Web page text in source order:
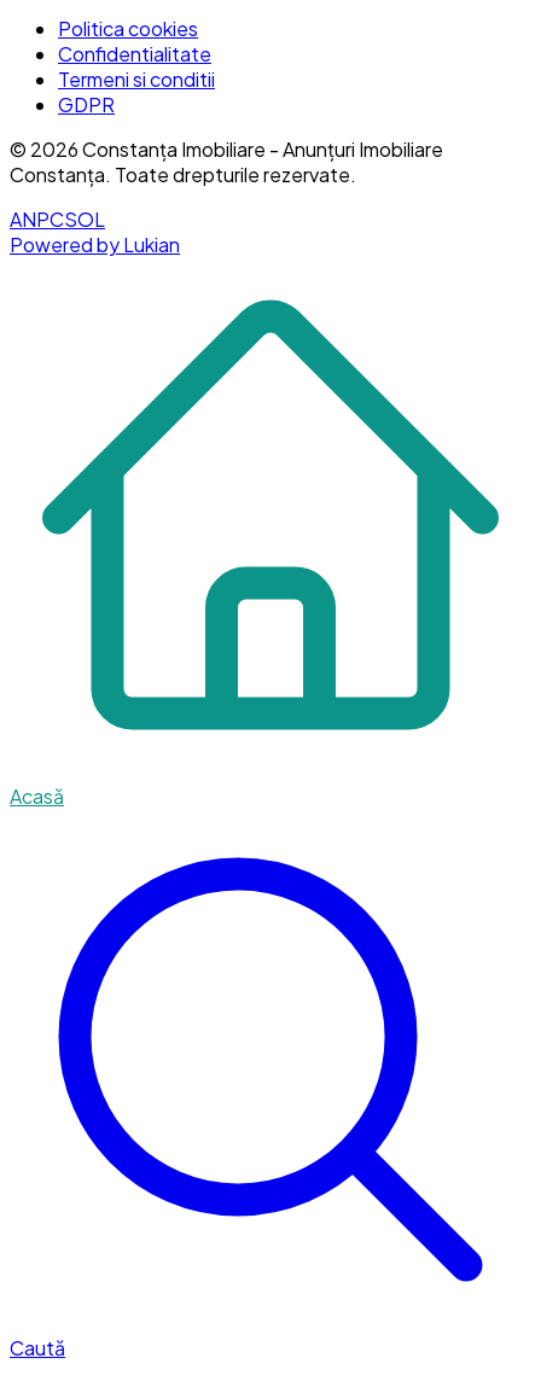
Politica cookies
Confidentialitate
Termeni si conditii
GDPR
© 2026Constanța Imobiliare - Anunțuri Imobiliare
Constanța. Toate drepturile rezervate.
ANPCSOL
Powered by Lukian
Acasă
Caută